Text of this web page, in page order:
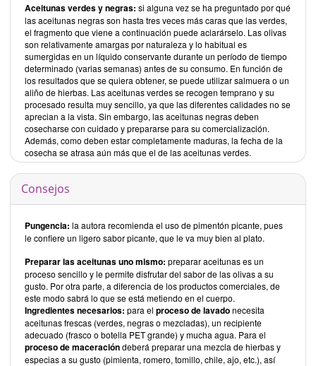
Aceitunas verdes y negras: si alguna vez se ha preguntado por qué
las aceitunas negras son hasta tres veces más caras que las verdes,
el fragmento que viene a continuación puede aclarárselo. Las olivas
son relativamente amargas por naturaleza y lo habitual es
sumergidas en un líquido conservante durante un período de tiempo
determinado (varias semanas) antes de su consumo. En función de
los resultados que se quiera obtener, se puede utilizar salmuera o un
aliño de hierbas. Las aceitunas verdes se recogen temprano y su
procesado resulta muy sencillo, ya que las diferentes calidades no se
aprecian a la vista. Sin embargo, las aceitunas negras deben
cosecharse con cuidado y prepararse para su comercialización.
Además, como deben estar completamente maduras, la fecha de la
cosecha se atrasa aún más que el de las aceitunas verdes.
Consejos
Pungencia: la autora recomienda el uso de pimentón picante, pues
le confiere un ligero sabor picante, que le va muy bien al plato.
Preparar las aceitunas uno mismo: preparar aceitunas es un
proceso sencillo y le permite disfrutar del sabor de las olivas a su
gusto. Por otra parte, a diferencia de los productos comerciales, de
este modo sabrá lo que se está metiendo en el cuerpo.
Ingredientes necesarios: para el proceso de lavadonecesita
aceitunas frescas (verdes, negras o mezcladas), un recipiente
adecuado (frasco o botella PET grande) y mucha agua. Para el
proceso de maceracióndeberá preparar una mezcla de hierbas y
especias a su gusto (pimienta, romero, tomillo, chile, ajo, etc.), así